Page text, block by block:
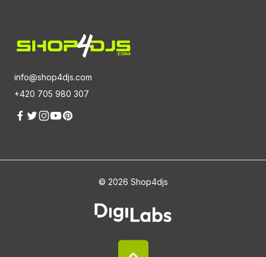
info@shop4djs.com
+420 705 980 307
© 2026 Shop4djs